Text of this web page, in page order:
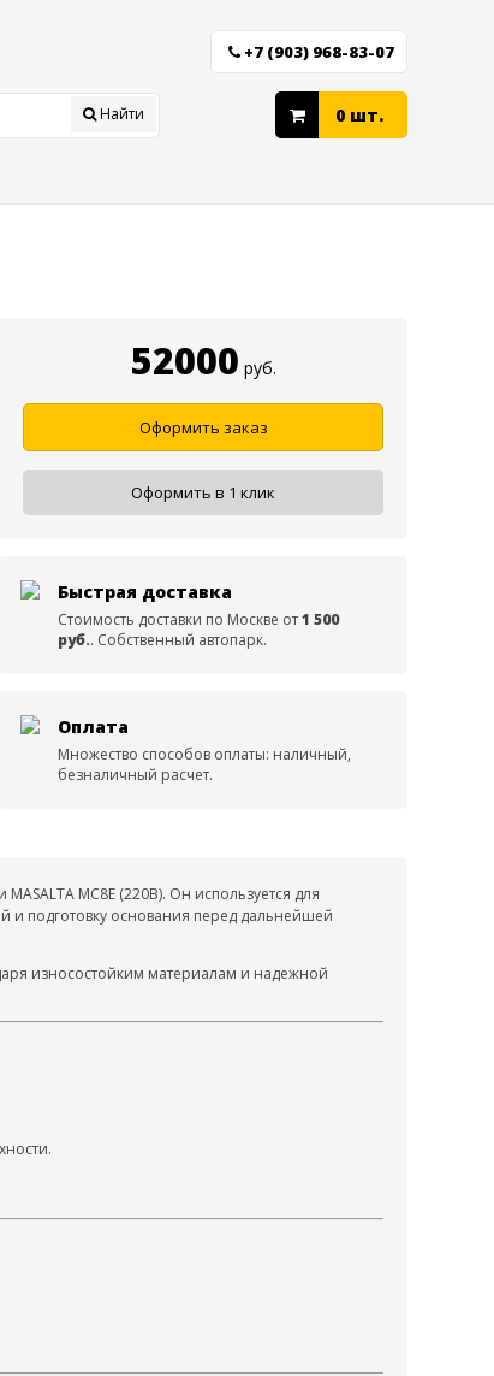
+7 (903) 968-83-07
Найти 0 шт.
52000 руб.
Оформить заказ
Оформить в 1 клик
Быстрая доставка
Стоимость доставки по Москве от1 500
руб.. Собственный автопарк.
Оплата
Множество способов оплаты: наличный,
безналичный расчет.
МС8Е (220В). Он используется для
и подготовку основания перед дальнейшей
износостойким материалам и надежной